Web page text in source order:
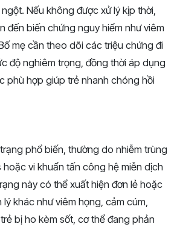
Nếu không được xử lý kịp thời,
đến biến chứng nguy hiểm như viêm
mẹ cần theo dõi các triệu chứng đi
độ nghiêm trọng, đồng thời áp dụng
phù hợp giúp trẻ nhanh chóng hồi
phổ biến, thường do nhiễm trùng
vi khuẩn tấn công hệ miễn dịch
này có thể xuất hiện đơn lẻ hoặc
khác như viêm họng, cảm cúm,
bị ho kèm sốt, cơ thể đang phản